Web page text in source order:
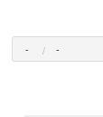
- -